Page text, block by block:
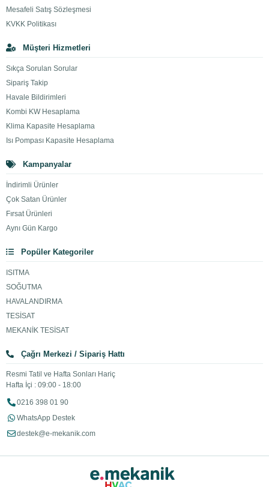
Mesafeli Satış Sözleşmesi
KVKK Politikası
Müşteri Hizmetleri
Sıkça Sorulan Sorular
Sipariş Takip
Havale Bildirimleri
Kombi KW Hesaplama
Klima Kapasite Hesaplama
Isı Pompası Kapasite Hesaplama
Kampanyalar
İndirimli Ürünler
Çok Satan Ürünler
Fırsat Ürünleri
Aynı Gün Kargo
Popüler Kategoriler
ISITMA
SOĞUTMA
HAVALANDIRMA
TESİSAT
MEKANİK TESİSAT
Çağrı Merkezi / Sipariş Hattı
Resmi Tatil ve Hafta Sonları Hariç
Hafta İçi : 09:00 - 18:00
0216 398 01 90
WhatsApp Destek
destek@e-mekanik.com